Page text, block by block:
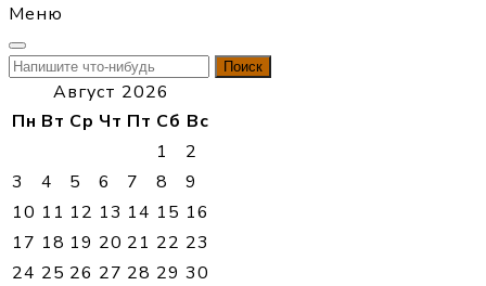
Меню
Найти:
Август 2026
Пн Вт Ср Чт Пт Сб Вс
1
2
3
4 5 6 7 8
9
10 11 12 13 14 15 16
17 18 19 20 21 22 23
24 25 26 27 28 29 30